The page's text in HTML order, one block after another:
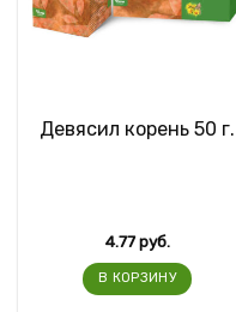
Девясил корень 50 г.
4.77руб.
В КОРЗИНУ